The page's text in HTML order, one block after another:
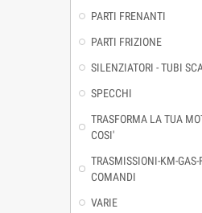
PARTI FRENANTI
PARTI FRIZIONE
SILENZIATORI - TUBI
SPECCHI
TRASFORMA LA TUA
COSI'
TRASMISSIONI-KM-GAS-
COMANDI
VARIE